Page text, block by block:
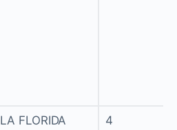
LA FLORIDA 4